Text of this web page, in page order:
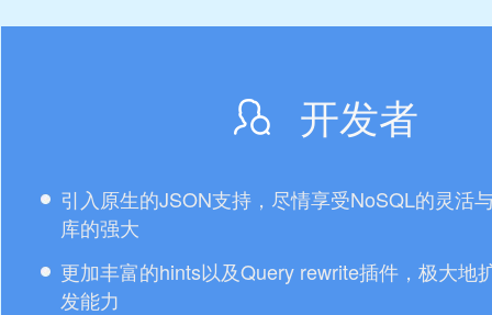
开发者
引入原生的JSON支持，尽情享受NoSQL的灵活
库的强大
更加丰富的hints以及Query rewrite插件，极大地
发能力